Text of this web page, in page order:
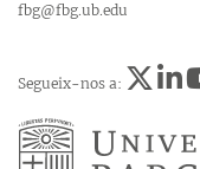
fbg@fbg.ub.edu
Segueix-nos a: